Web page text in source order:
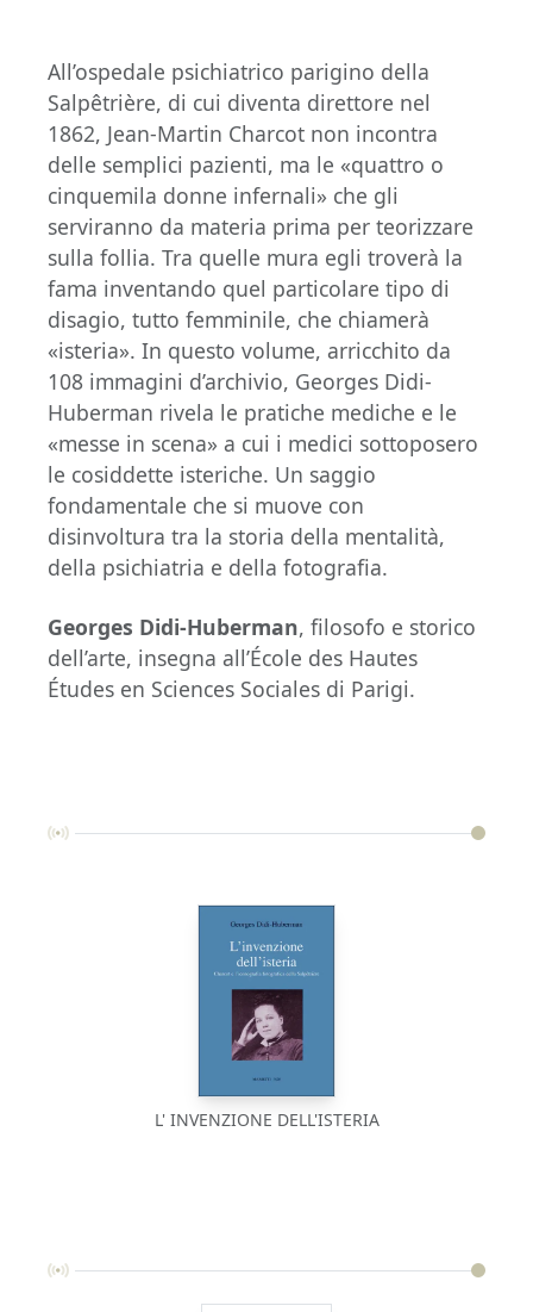
All’ospedale psichiatrico parigino della
Salpêtrière, di cui diventa direttore nel
1862, Jean-Martin Charcot non incontra
delle semplici pazienti, ma le «quattro o
cinquemila donne infernali» che gli
serviranno da materia prima per teorizzare
sulla follia. Tra quelle mura egli troverà la
fama inventando quel particolare tipo di
disagio, tutto femminile, che chiamerà
«isteria». In questo volume, arricchito da
108 immagini d’archivio, Georges Didi-
Huberman rivela le pratiche mediche e le
«messe in scena» a cui i medici sottoposero
le cosiddette isteriche. Un saggio
fondamentale che si muove con
disinvoltura tra la storia della mentalità,
della psichiatria e della fotografia.
Georges Didi-Huberman, filosofo e storico
dell’arte, insegna all’École des Hautes
Études en Sciences Sociales di Parigi.
L' INVENZIONE DELL'ISTERIA